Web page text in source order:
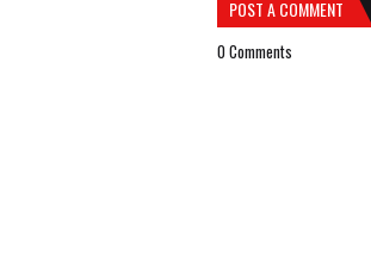
POST A COMMENT
0 Comments